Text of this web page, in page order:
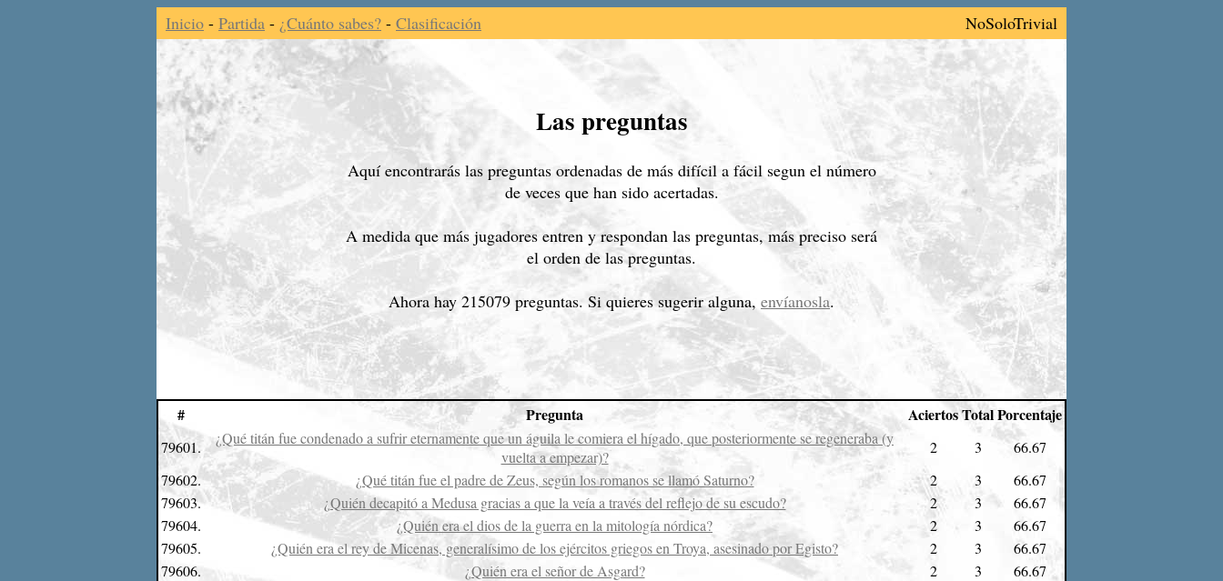
Inicio - Partida - ¿Cuánto sabes? - Clasificación NoSoloTrivial
Las preguntas
Aquí encontrarás las preguntas ordenadas de más difícil a fácil segun el número
de veces que han sido acertadas.
A medida que más jugadores entren y respondan las preguntas, más preciso será
el orden de las preguntas.
Ahora hay 215079 preguntas. Si quieres sugerir alguna, envíanosla.
# Pregunta AciertosTotalPorcentaje
79601.
¿Qué titán fue condenado a sufrir eternamente que un águila le comiera el hígado, que posteriormente se regeneraba (y
vuelta a empezar)?
2 3
66.67
79602.
¿Qué titán fue el padre de Zeus, según los romanos se llamó Saturno? 2 3
66.67
79603.
¿Quién decapitó a Medusa gracias a que la veía a través del reflejo de su escudo? 2 3
66.67
79604.
¿Quién era el dios de la guerra en la mitología nórdica? 2 3
66.67
79605.
¿Quién era el rey de Micenas, generalísimo de los ejércitos griegos en Troya, asesinado por Egisto? 2 3
66.67
79606.
¿Quién era el señor de Asgard? 2 3
66.67